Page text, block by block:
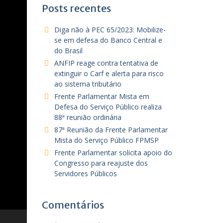
Posts recentes
Diga não à PEC 65/2023: Mobilize-
se em defesa do Banco Central e
do Brasil
ANFIP reage contra tentativa de
extinguir o Carf e alerta para risco
ao sistema tributário
Frente Parlamentar Mista em
Defesa do Serviço Público realiza
88ª reunião ordinária
87ª Reunião da Frente Parlamentar
Mista do Serviço Público FPMSP
Frente Parlamentar solicita apoio do
Congresso para reajuste dos
Servidores Públicos
Comentários